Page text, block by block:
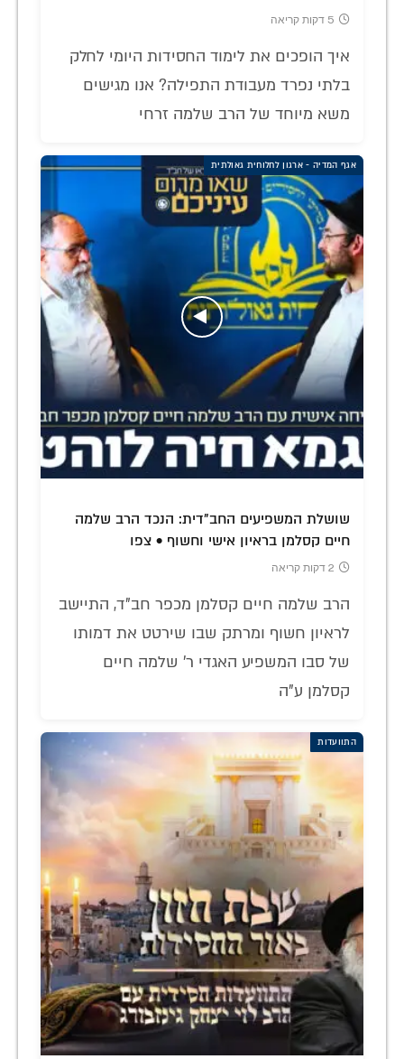
5 דקות קריאה
איך הופכים את לימוד החסידות היומי לחלק
בלתי נפרד מעבודת התפילה? אנו מגישים
משא מיוחד של הרב שלמה זרחי
אגף המדיה - ארגון לחלוחית גאולתית
שושלת המשפיעים החב"דית: הנכד הרב שלמה
חיים קסלמן בראיון אישי וחשוף • צפו
2 דקות קריאה
הרב שלמה חיים קסלמן מכפר חב"ד, התיישב
לראיון חשוף ומרתק שבו שירטט את דמותו
של סבו המשפיע האגדי ר' שלמה חיים
קסלמן ע"ה
התוועדות